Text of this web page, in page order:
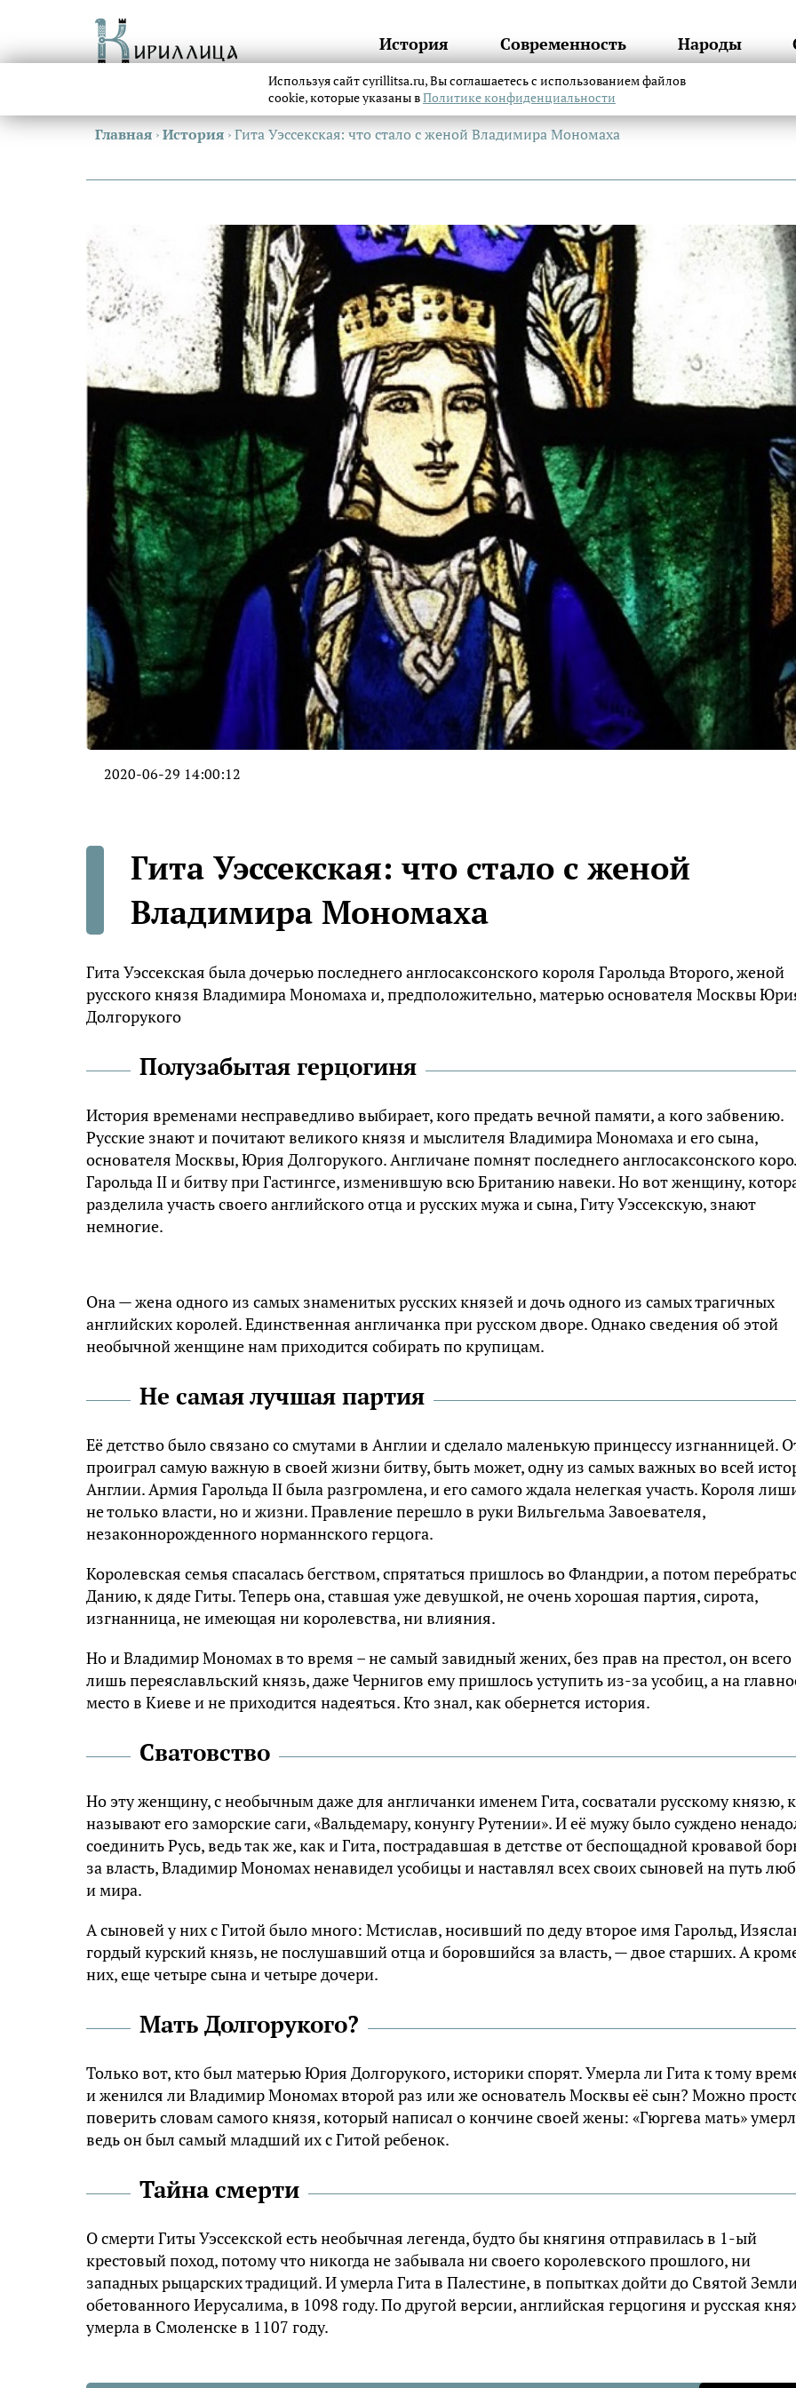
История Современность Народы
Главная ›История ›Гита Уэссекская: что стало с женой Владимира Мономаха
2020-06-29 14:00:12
Гита Уэссекская: что стало с женой
Владимира Мономаха
Гита Уэссекская была дочерью последнего англосаксонского короля Гарольда Второго, женой
русского князя Владимира Мономаха и, предположительно, матерью основателя Москвы
Долгорукого
Полузабытая герцогиня
История временами несправедливо выбирает, кого предать вечной памяти, а кого забвению.
Русские знают и почитают великого князя и мыслителя Владимира Мономаха и его сына,
основателя Москвы, Юрия Долгорукого. Англичане помнят последнего англосаксонского
Гарольда II и битву при Гастингсе, изменившую всю Британию навеки. Но вот женщину,
разделила участь своего английского отца и русских мужа и сына, Гиту Уэссекскую, знают
немногие.
Она — жена одного из самых знаменитых русских князей и дочь одного из самых трагичных
английских королей. Единственная англичанка при русском дворе. Однако сведения об этой
необычной женщине нам приходится собирать по крупицам.
Не самая лучшая партия
Её детство было связано со смутами в Англии и сделало маленькую принцессу изгнанницей.
проиграл самую важную в своей жизни битву, быть может, одну из самых важных во всей
Англии. Армия Гарольда II была разгромлена, и его самого ждала нелегкая участь. Короля
не только власти, но и жизни. Правление перешло в руки Вильгельма Завоевателя,
незаконнорожденного норманнского герцога.
Королевская семья спасалась бегством, спрятаться пришлось во Фландрии, а потом
Данию, к дяде Гиты. Теперь она, ставшая уже девушкой, не очень хорошая партия, сирота,
изгнанница, не имеющая ни королевства, ни влияния.
Но и Владимир Мономах в то время – не самый завидный жених, без прав на престол, он всего
лишь переяславльский князь, даже Чернигов ему пришлось уступить из-за усобиц, а на
место в Киеве и не приходится надеяться. Кто знал, как обернется история.
Сватовство
Но эту женщину, с необычным даже для англичанки именем Гита, сосватали русскому князю,
называют его заморские саги, «Вальдемару, конунгу Рутении». И её мужу было суждено
соединить Русь, ведь так же, как и Гита, пострадавшая в детстве от беспощадной кровавой
за власть, Владимир Мономах ненавидел усобицы и наставлял всех своих сыновей на путь
и мира.
А сыновей у них с Гитой было много: Мстислав, носивший по деду второе имя Гарольд,
гордый курский князь, не послушавший отца и боровшийся за власть, — двое старших. А
них, еще четыре сына и четыре дочери.
Мать Долгорукого?
Только вот, кто был матерью Юрия Долгорукого, историки спорят. Умерла ли Гита к тому
и женился ли Владимир Мономах второй раз или же основатель Москвы её сын? Можно
поверить словам самого князя, который написал о кончине своей жены: «Гюргева мать»
ведь он был самый младший их с Гитой ребенок.
Тайна смерти
О смерти Гиты Уэссекской есть необычная легенда, будто бы княгиня отправилась в 1-ый
крестовый поход, потому что никогда не забывала ни своего королевского прошлого, ни
западных рыцарских традиций. И умерла Гита в Палестине, в попытках дойти до Святой
обетованного Иерусалима, в 1098 году. По другой версии, английская герцогиня и русская
умерла в Смоленске в 1107 году.
Используя сайт cyrillitsa.ru, Вы соглашаетесь с использованием файлов
cookie, которые указаны вПолитике конфиденциальности